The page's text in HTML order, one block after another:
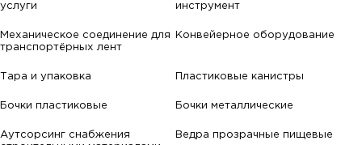
услуги
инструмент
Механическое соединение для
транспортёрных лент
Конвейерное оборудование
Тара и упаковка Пластиковые канистры
Бочки пластиковые Бочки металлические
Аутсорсинг снабжения
Ведра прозрачные пищевые